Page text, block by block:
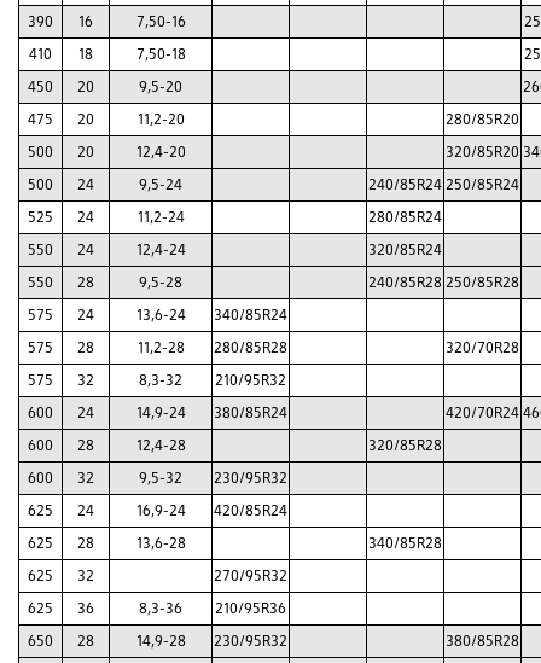
390
16 7,50-16
410
18 7,50-18
450
20 9,5-20
475
20 11,2-20
280/85R20
500
20 12,4-20 320/85R20
500
24 9,5-24 240/85R24 250/85R24
525
24 11,2-24
280/85R24
550
24 12,4-24
320/85R24
550
28 9,5-28 240/85R28 250/85R28
575
24 13,6-24
340/85R24
575
28 11,2-28 280/85R28
320/70R28
575
32 8,3-32
210/95R32
600
24 14,9-24 380/85R24 420/70R24
600
28 12,4-28
320/85R28
600
32 9,5-32
230/95R32
625
24 16,9-24
420/85R24
625
28 13,6-28
340/85R28
625
32
270/95R32
625
36 8,3-36
210/95R36
650
28 14,9-28 230/95R32
380/85R28